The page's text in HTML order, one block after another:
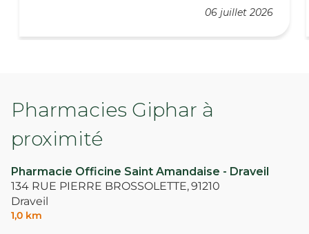
06 juillet 2026
Pharmacies Giphar à
proximité
Pharmacie Officine Saint Amandaise - Draveil
134 RUE PIERRE BROSSOLETTE,91210
Draveil
1,0 km